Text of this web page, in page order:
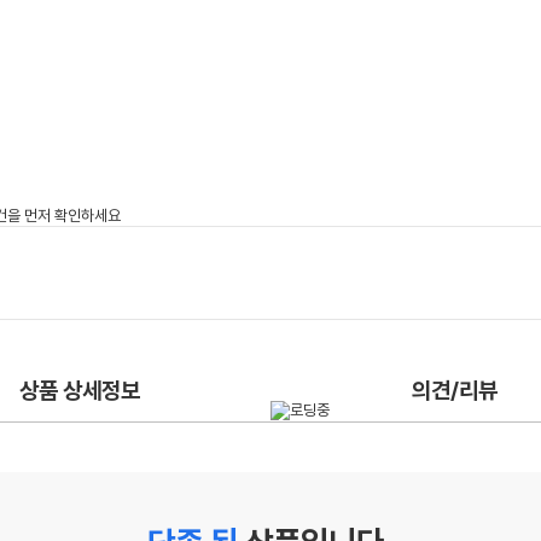
상품 상세정보 의견/리뷰